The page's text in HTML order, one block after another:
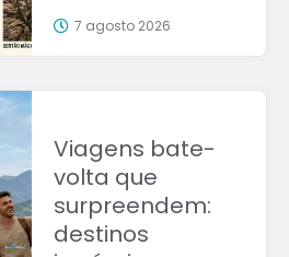
7 agosto 2026
Viagens bate-
volta que
surpreendem:
destinos